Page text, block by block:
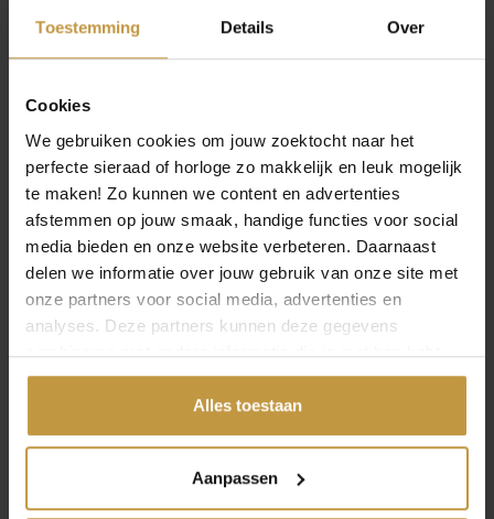
Toestemming Details Over
Cookies
We gebruiken cookies om jouw zoektocht naar het
perfecte sieraad of horloge zo makkelijk en leuk mogelijk
te maken! Zo kunnen we content en advertenties
afstemmen op jouw smaak, handige functies voor social
media bieden en onze website verbeteren. Daarnaast
delen we informatie over jouw gebruik van onze site met
onze partners voor social media, advertenties en
analyses. Deze partners kunnen deze gegevens
combineren met andere informatie die je met hen hebt
gedeeld of die ze hebben verzameld via jouw gebruik van
Alles toestaan
Aanpassen
JuweliersWebshop.
Specificaties
Over Citizen Horloges
MEER VAN CITIZEN HORLOGES
€329,00
CITIZEN NJ0230-59L
HORLOGE AUTOMATIC
BLAUW TSUYOSA
SHOR…
Direct leverbaar, 1
werkdag
€
HORLOGE AUTOMATIC
LICHTBLAUW
TSUYOSA…
Direct leverbaar, 1
werkdag